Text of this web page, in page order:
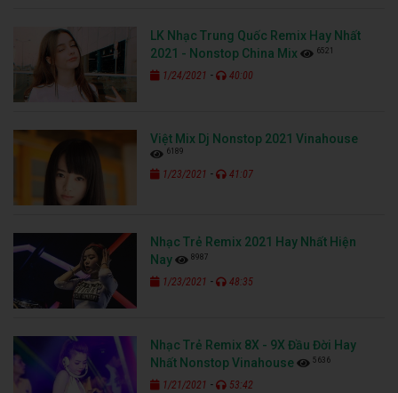
LK Nhạc Trung Quốc Remix Hay Nhất
2021 - Nonstop China Mix
6521
1/24/2021 - 40:00
Việt Mix Dj Nonstop 2021 Vinahouse
6189
1/23/2021 - 41:07
Nhạc Trẻ Remix 2021 Hay Nhất Hiện
Nay
8987
1/23/2021 - 48:35
Nhạc Trẻ Remix 8X - 9X Đầu Đời Hay
Nhất Nonstop Vinahouse
5636
1/21/2021 - 53:42